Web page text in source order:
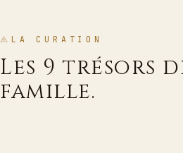
LA CURATION
Les 9 trésors
famille.